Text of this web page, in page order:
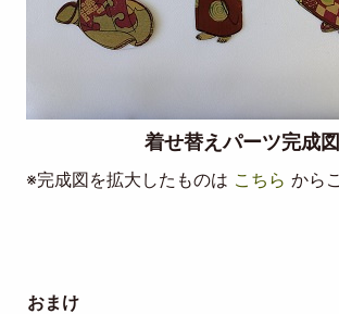
着せ替えパーツ完成図
※完成図を拡大したものは こちら から
おまけ